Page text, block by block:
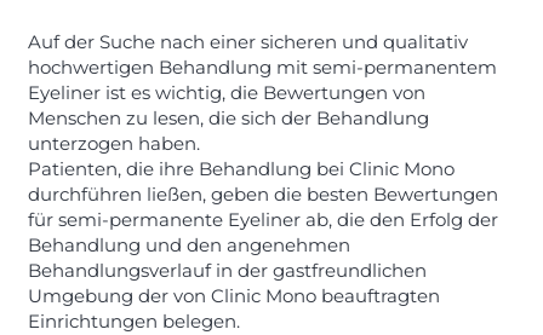
Auf der Suche nach einer sicheren und qualitativ
hochwertigen Behandlung mit semi-permanentem
Eyeliner ist es wichtig, die Bewertungen von
Menschen zu lesen, die sich der Behandlung
unterzogen haben.
Patienten, die ihre Behandlung bei Clinic Mono
durchführen ließen, geben die besten Bewertungen
für semi-permanente Eyeliner ab, die den Erfolg der
Behandlung und den angenehmen
Behandlungsverlauf in der gastfreundlichen
Umgebung der von Clinic Mono beauftragten
Einrichtungen belegen.